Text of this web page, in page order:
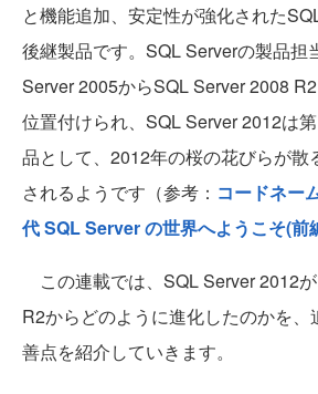
と機能追加、安定性が強化された
後継製品です。SQL Serverの製品担
Server 2005からSQL Server 2008
位置付けられ、SQL Server 2012は
品として、2012年の桜の花びらが散
されるようです（参考： コードネー
代 SQL Server の世界へようこそ(前
この連載では、SQL Server 2012
R2からどのように進化したのかを、
善点を紹介していきます。